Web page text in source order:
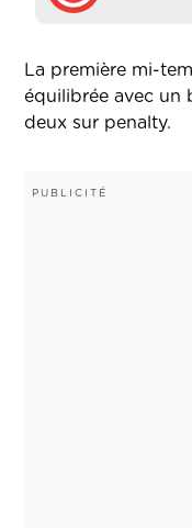
La première mi-
équilibrée avec un
deux sur penalty.